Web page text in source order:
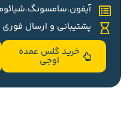
پشتیبانی و ارسال
خرید گلس عمده
اوجی